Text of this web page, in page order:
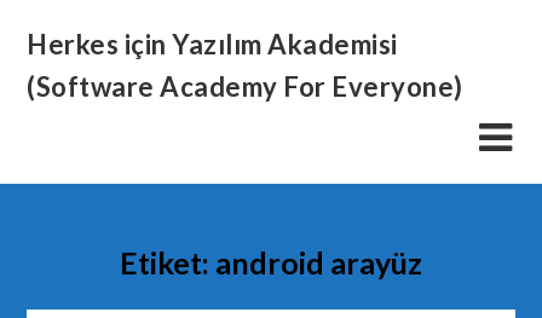
content
Herkes için Yazılım Akademisi
(Software Academy For Everyone)
Etiket: android arayüz